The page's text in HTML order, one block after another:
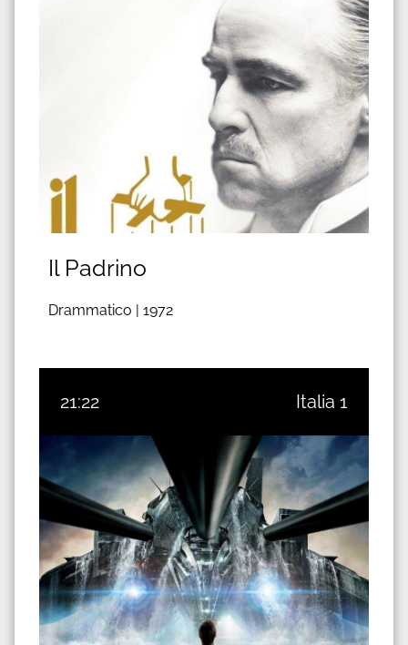
Il Padrino
Drammatico | 1972
21:22 Italia 1